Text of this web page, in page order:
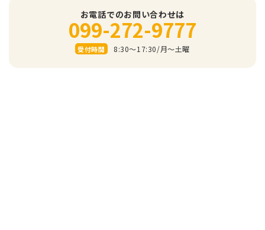
お電話でのお問い合わせは
099-272-9777
受付時間 8:30～17:30/⽉〜⼟曜